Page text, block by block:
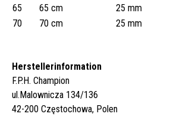
65
65 cm
25 mm
70
70 cm 25 mm
Herstellerinformation
F.P.H. Champion
ul.Malownicza 134/136
42-200 Częstochowa, Polen